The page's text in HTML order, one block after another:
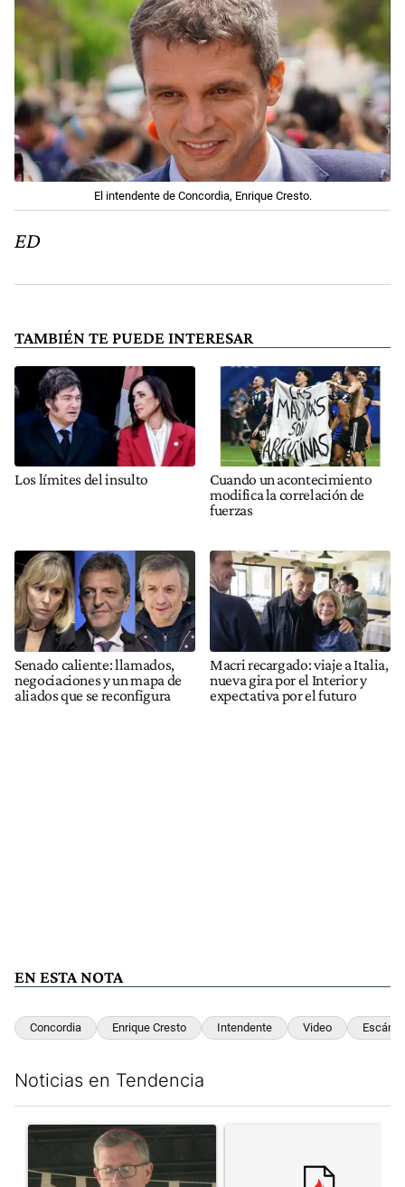
El intendente de Concordia, Enrique Cresto.
ED
TAMBIÉN TE PUEDE INTERESAR
Los límites del insulto
Cuando un acontecimiento
modifica la correlación de
fuerzas
Senado caliente: llamados,
negociaciones y un mapa de
aliados que se reconfigura
Macri recargado: viaje a Italia,
nueva gira por el Interior y
expectativa por el futuro
EN ESTA NOTA
Concordia Enrique Cresto Intendente Video
Noticias en Tendencia
Un artículo de tendencia con el título "García Cuerva